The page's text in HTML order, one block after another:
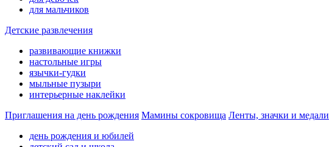
для мальчиков
Детские развлечения
развивающие книжки
настольные игры
язычки-гудки
мыльные пузыри
интерьерные наклейки
Приглашения на день рождения Мамины сокровища Ленты, значки и медали
день рождения и юбилей